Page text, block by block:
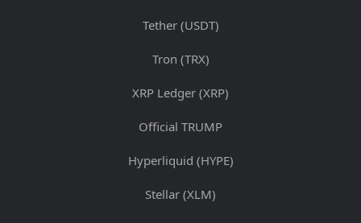
Tether (USDT)
Tron (TRX)
XRP Ledger (XRP)
Official TRUMP
Hyperliquid (HYPE)
Stellar (XLM)